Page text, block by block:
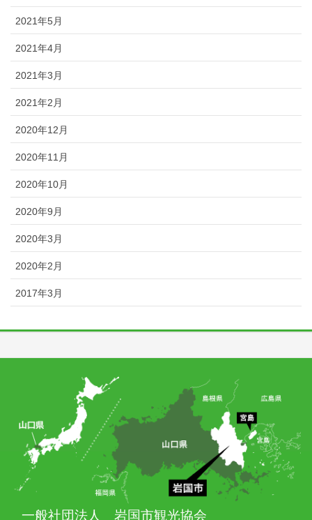
2021年5月
2021年4月
2021年3月
2021年2月
2020年12月
2020年11月
2020年10月
2020年9月
2020年3月
2020年2月
2017年3月
一般社団法人 岩国市観光協会